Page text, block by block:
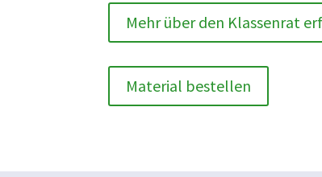
Mehr über den Klassenrat
Material bestellen